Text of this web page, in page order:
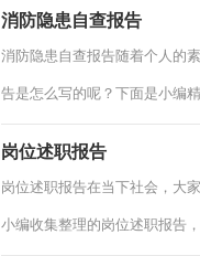
消防隐患自查报告
消防隐患自查报告随着个人的
告是怎么写的呢？下面是小编
岗位述职报告
岗位述职报告在当下社会，大
小编收集整理的岗位述职报告